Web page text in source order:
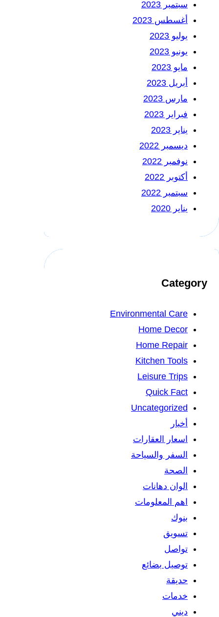
سبتمبر 2023
أغسطس 2023
يوليو 2023
يونيو 2023
مايو 2023
أبريل 2023
مارس 2023
فبراير 2023
يناير 2023
ديسمبر 2022
نوفمبر 2022
أكتوبر 2022
سبتمبر 2022
يناير 2020
Category
Environmental Care
Home Decor
Home Repair
Kitchen Tools
Leisure Trips
Quick Fact
Uncategorized
أخبار
اسعار العقارات
السفر والسياحة
الصحة
الوان دهانات
اهم المعلومات
بنوك
تسويق
تواصل
توصيل بضائع
حديقة
خدمات
ديني